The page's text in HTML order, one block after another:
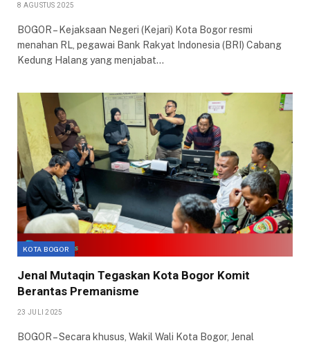
8 AGUSTUS 2025
BOGOR – Kejaksaan Negeri (Kejari) Kota Bogor resmi
menahan RL, pegawai Bank Rakyat Indonesia (BRI) Cabang
Kedung Halang yang menjabat…
KOTA BOGOR
Jenal Mutaqin Tegaskan Kota Bogor Komit
Berantas Premanisme
23 JULI 2025
BOGOR – Secara khusus, Wakil Wali Kota Bogor, Jenal